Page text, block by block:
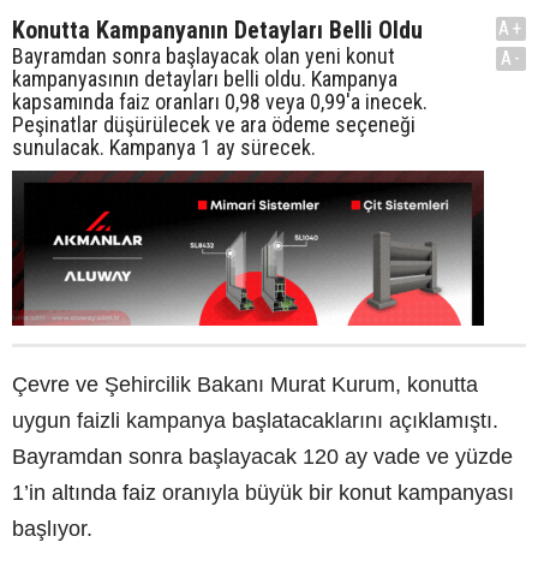
Konutta Kampanyanın Detayları Belli Oldu
Bayramdan sonra başlayacak olan yeni konut
kampanyasının detayları belli oldu. Kampanya
kapsamında faiz oranları 0,98 veya 0,99'a inecek.
Peşinatlar düşürülecek ve ara ödeme seçeneği
sunulacak. Kampanya 1 ay sürecek.
A+
A-
Çevre ve Şehircilik Bakanı Murat Kurum, konutta
uygun faizli kampanya başlatacaklarını açıklamıştı.
Bayramdan sonra başlayacak 120 ay vade ve yüzde
1’in altında faiz oranıyla büyük bir konut kampanyası
başlıyor.